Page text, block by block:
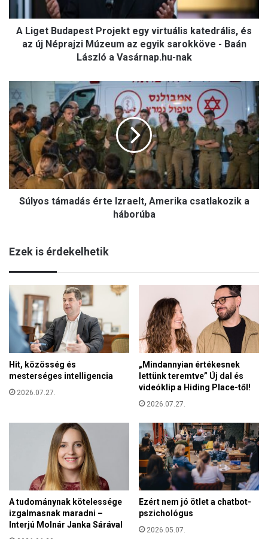
az
Néprajzi
egyik
sarokköve
-
Baán
László
a
Vasárnap.hu-
nak
A Liget Budapest Projekt egy virtuális katedrális, és
az új Néprajzi Múzeum az egyik sarokköve - Baán
László a Vasárnap.hu-nak
támadás
érte
Izraelt,
Amerika
csatlakozik
a
háborúba
Súlyos támadás érte Izraelt, Amerika csatlakozik a
háborúba
Ezek is érdekelhetik
Hit, közösség és
mesterséges intelligencia
2026.07.27.
„Mindannyian értékesnek
lettünk teremtve” Új dal és
videóklip a Hiding Place-től!
2026.07.27.
A tudománynak kötelessége
izgalmasnak maradni –
Interjú Molnár Janka Sárával
Ezért nem jó ötlet a chatbot-
pszichológus
2026.05.07.